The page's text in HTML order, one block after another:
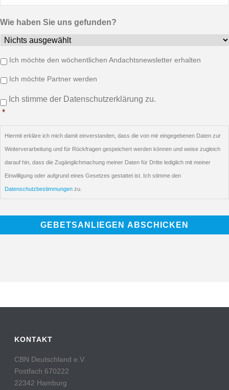
Wie haben Sie uns gefunden?
Info/Newsletter/Partner:
Ich möchte den wöchentlichen Andachtsnewsletter erhalten
Ich möchte Partner werden
Einwilligung *
Ich stimme der Datenschutzerklärung zu.
*
Hiermit erkläre ich mich damit einverstanden, dass die von mir eingegebenen Daten zur
Weiterverarbeitung und für Rückfragen gespeichert werden können und weise zugleich
darauf hin, dass die Zugänglichmachung meiner Daten für Dritte lediglich mit meiner
Einwilligung oder aufgrund eines Gesetzes gestattet ist. Ich stimme den
Datenschutzbestimmungen zu.
KONTAKT
CBN Deutschland e.V.
Postfach 670222
22342 Hamburg